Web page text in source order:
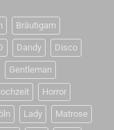
Bräutigam
Dandy Disco
Gentleman
Horror
Lady Matrose